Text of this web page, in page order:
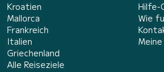
Kroatien
Mallorca
Frankreich
Italien
Griechenland
Alle Reiseziele
Hilfe-
Wie